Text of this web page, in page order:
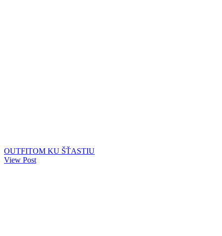
OUTFITOM KU ŠŤASTIU
View Post